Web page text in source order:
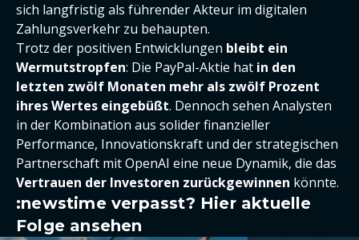
sich langfristig als führender Akteur im digitalen
Zahlungsverkehr zu behaupten.
Trotz der positiven Entwicklungen bleibt ein
Wermutstropfen: Die PayPal-Aktie hat in den
letzten zwölf Monaten mehr als zwölf Prozent
ihres Wertes eingebüßt. Dennoch sehen Analysten
in der Kombination aus solider finanzieller
Performance, Innovationskraft und der strategischen
Partnerschaft mit OpenAI eine neue Dynamik, die das
Vertrauen der Investoren zurückgewinnen könnte.
:newstime verpasst? Hier aktuelle
Folge ansehen